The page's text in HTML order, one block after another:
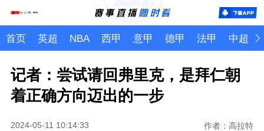
首页 英超 NBA 西甲 意甲 德甲 法甲 中超
记者：尝试请回弗里克，是拜仁朝
着正确方向迈出的一步
2024-05-11 10:14:33 作者：高拉特